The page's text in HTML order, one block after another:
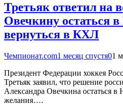
Третьяк ответил на
Овечкину остаться
вернуться в КХЛ
Чемпионат.com1 месяц спустя01
Президент Федерации хоккея
Третьяк заявил, что решение
Александра Овечкина остаться в
желания….